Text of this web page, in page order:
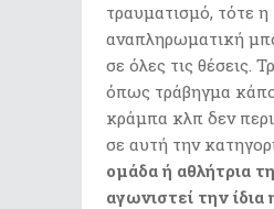
τραυματισμό, τότε η
αναπληρωματική
σε όλες τις θέσεις.
όπως τράβηγμα
κράμπα κλπ δεν
σε αυτή την
ομάδα ή αθλήτρια
αγωνιστεί την